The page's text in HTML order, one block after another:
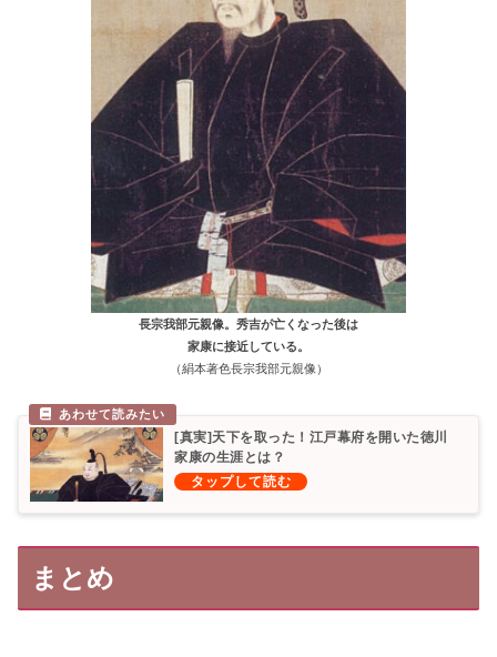
長宗我部元親像。秀吉が亡くなった後は
家康に接近している。
（絹本著色長宗我部元親像）
[真実]天下を取った！江戸幕府を開いた徳川
家康の生涯とは？
まとめ